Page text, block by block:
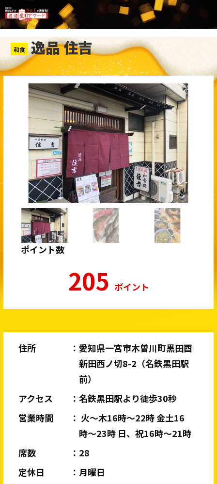
和食 逸品 住吉
ポイント数
205 ポイント
住所
愛知県一宮市木曽川町黒田酉
新田西ノ切8-2（名鉄黒田駅
前）
アクセス
名鉄黒田駅より徒歩30秒
営業時間
火〜木16時〜22時 金土16
時〜23時 日、祝16時〜21時
席数
28
定休日
月曜日